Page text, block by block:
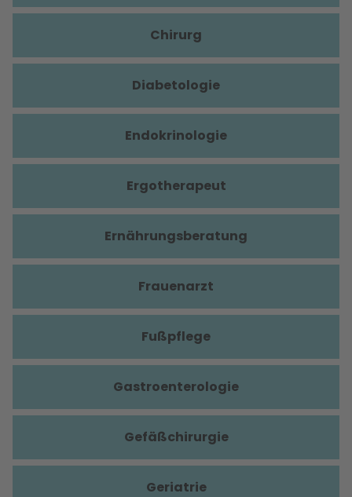
Chirurg
Diabetologie
Endokrinologie
Ergotherapeut
Ernährungsberatung
Frauenarzt
Fußpflege
Gastroenterologie
Gefäßchirurgie
Geriatrie